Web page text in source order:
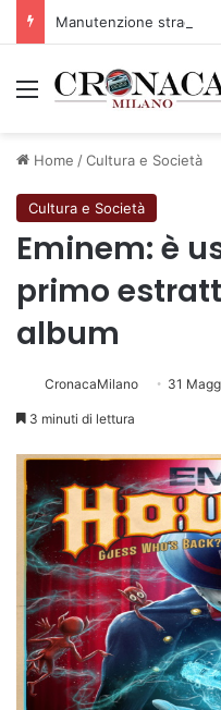
Menu
Home /Cultura e Società
Cultura e Società
Eminem: è
primo
album
CronacaMilano 31
3 minuti di lettura